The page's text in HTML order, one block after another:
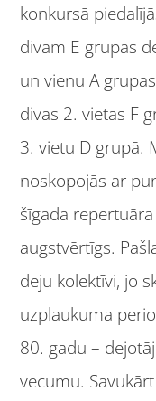
konkursā
divām E grupas
un vienu A
divas 2. vietas F
3. vietu D grupā.
noskopojās ar
šīgada
augstvērtīgs.
deju kolektīvi, jo
uzplaukuma
80. gadu –
vecumu.